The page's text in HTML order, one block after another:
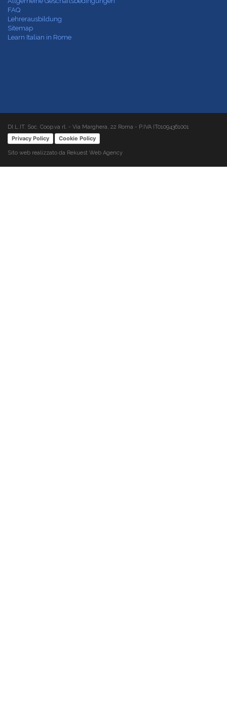
FAQ
Lehrerausbildung
Sitemap
Learn Italian in Rome
DI.L.IT. Soc. Coop.va rl. - Via Marghera, 22 Roma - P.IVA IT01094361001
Privacy Policy Cookie Policy
Sito web realizzato da Rekuest Web Agency